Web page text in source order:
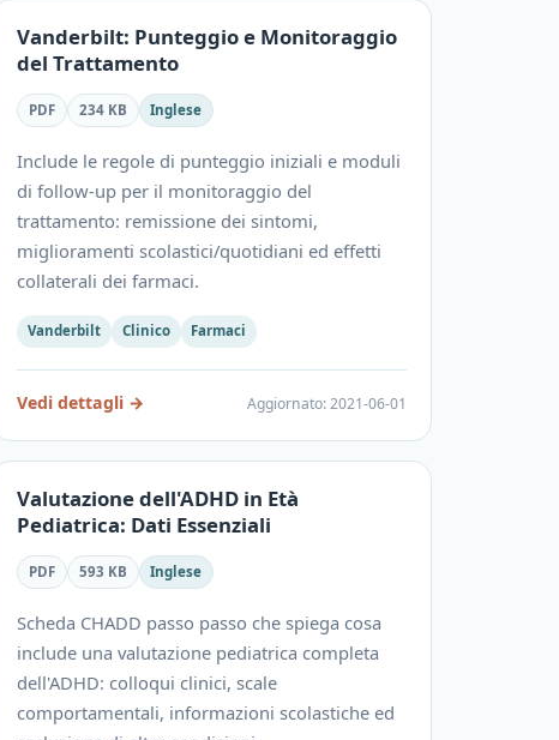
Vanderbilt: Punteggio e Monitoraggio
del Trattamento
PDF 234 KB Inglese
Include le regole di punteggio iniziali e moduli
di follow-up per il monitoraggio del
trattamento: remissione dei sintomi,
miglioramenti scolastici/quotidiani ed effetti
collaterali dei farmaci.
Vanderbilt Clinico Farmaci
Vedi dettagli → Aggiornato:2021-06-01
Valutazione dell'ADHD in Età
Pediatrica: Dati Essenziali
PDF 593 KB Inglese
Scheda CHADD passo passo che spiega cosa
include una valutazione pediatrica completa
dell'ADHD: colloqui clinici, scale
comportamentali, informazioni scolastiche ed